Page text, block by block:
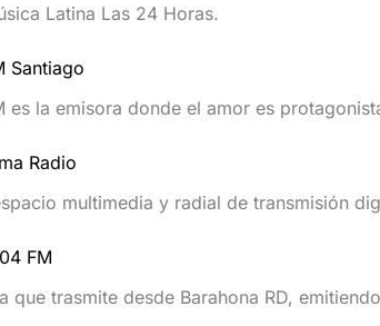
Latina Las 24 Horas.
Santiago
es la emisora donde el amor es
Radio
multimedia y radial de transmisión
FM
que trasmite desde Barahona RD,